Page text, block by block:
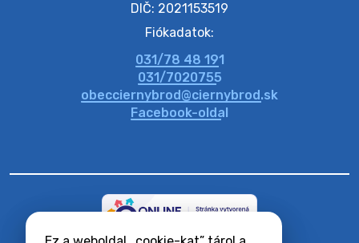
20. július 2026 11:48
DIČ: 2021153519
Fiókadatok:
031/78 48 191
031/7020755
obecciernybrod@ciernybrod.sk
Facebook-oldal